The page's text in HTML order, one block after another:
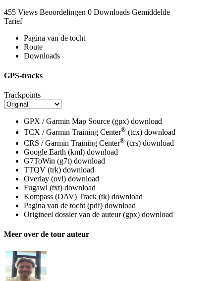
455 Views Beoordelingen 0 Downloads Gemiddelde
Tarief
Pagina van de tocht
Route
Downloads
GPS-tracks
Trackpoints
GPX / Garmin Map Source (gpx) download
TCX / Garmin Training Center® (tcx) download
CRS / Garmin Training Center® (crs) download
Google Earth (kml) download
G7ToWin (g7t) download
TTQV (trk) download
Overlay (ovl) download
Fugawi (txt) download
Kompass (DAV) Track (tk) download
Pagina van de tocht (pdf) download
Origineel dossier van de auteur (gpx) download
Meer over de tour auteur